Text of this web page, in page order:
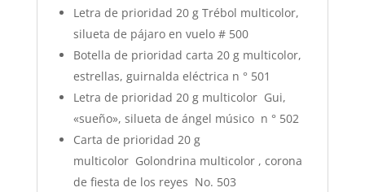
Letra de prioridad 20 g Trébol multicolor,
silueta de pájaro en vuelo # 500
Botella de prioridad carta 20 g multicolor,
estrellas, guirnalda eléctrica n ° 501
Letra de prioridad 20 g multicolor Gui,
«sueño», silueta de ángel músico n ° 502
Carta de prioridad 20 g
multicolor Golondrina multicolor , corona
de fiesta de los reyes No. 503